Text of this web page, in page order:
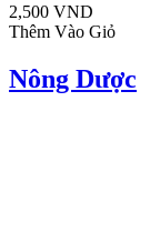
2,500 VND
Thêm Vào Giỏ
Nông Dược